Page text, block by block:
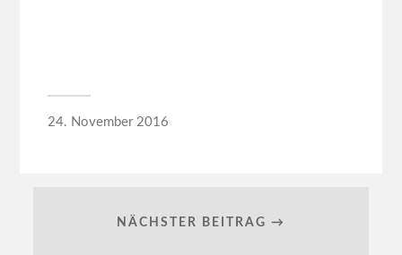
24. November 2016
NÄCHSTER BEITRAG →